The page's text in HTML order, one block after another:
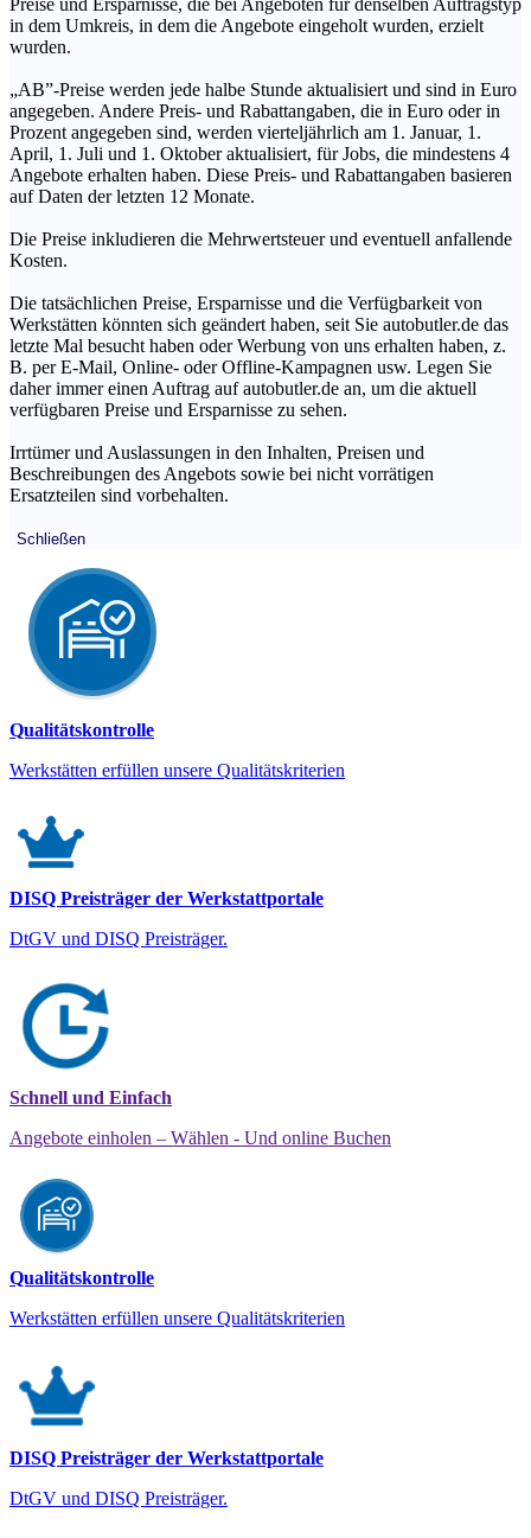
in dem Umkreis, in dem die Angebote eingeholt wurden, erzielt
wurden.
„AB”-Preise werden jede halbe Stunde aktualisiert und sind in Euro
angegeben. Andere Preis- und Rabattangaben, die in Euro oder in
Prozent angegeben sind, werden vierteljährlich am 1. Januar, 1.
April, 1. Juli und 1. Oktober aktualisiert, für Jobs, die mindestens 4
Angebote erhalten haben. Diese Preis- und Rabattangaben basieren
auf Daten der letzten 12 Monate.
Die Preise inkludieren die Mehrwertsteuer und eventuell anfallende
Kosten.
Die tatsächlichen Preise, Ersparnisse und die Verfügbarkeit von
Werkstätten könnten sich geändert haben, seit Sie autobutler.de das
letzte Mal besucht haben oder Werbung von uns erhalten haben, z.
B. per E-Mail, Online- oder Offline-Kampagnen usw. Legen Sie
daher immer einen Auftrag auf autobutler.de an, um die aktuell
verfügbaren Preise und Ersparnisse zu sehen.
Irrtümer und Auslassungen in den Inhalten, Preisen und
Beschreibungen des Angebots sowie bei nicht vorrätigen
Ersatzteilen sind vorbehalten.
Schließen
Qualitätskontrolle
Werkstätten erfüllen unsere Qualitätskriterien
DISQ Preisträger der Werkstattportale
DtGV und DISQ Preisträger.
Schnell und Einfach
Angebote einholen – Wählen - Und online Buchen
Qualitätskontrolle
Werkstätten erfüllen unsere Qualitätskriterien
DISQ Preisträger der Werkstattportale
DtGV und DISQ Preisträger.